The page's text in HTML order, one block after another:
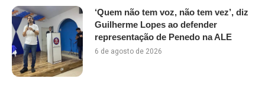
‘Quem não tem voz, não tem vez’, diz
Guilherme Lopes ao defender
representação de Penedo na ALE
6 de agosto de 2026